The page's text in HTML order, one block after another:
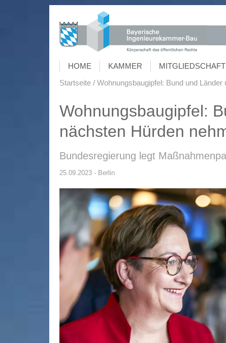
HOME KAMMER
Startseite
Wohnungsbaugipfel: Bund und
Wohnungsbaugipfel:
nächsten Hürden
Bundesregierung legt
25.09.2023 - Berlin